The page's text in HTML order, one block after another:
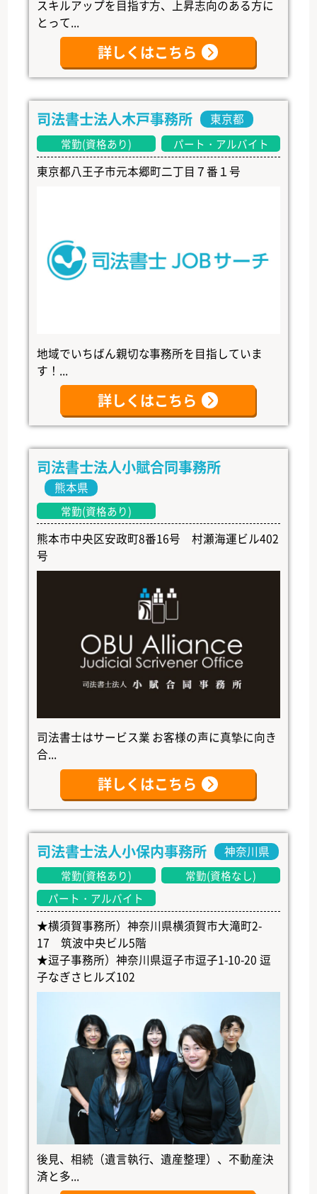
スキルアップを目指す方、上昇志向のある方に
とって...
詳しくはこちら
司法書士法人木戸事務所 東京都
常勤(資格あり) パート・アルバイト
東京都八王子市元本郷町二丁目７番１号
地域でいちばん親切な事務所を目指していま
す！...
詳しくはこちら
司法書士法人小賦合同事務所
熊本県
常勤(資格あり)
熊本市中央区安政町8番16号 村瀬海運ビル402
号
司法書士はサービス業 お客様の声に真摯に向き
合...
詳しくはこちら
司法書士法人小保内事務所 神奈川県
常勤(資格あり)
常勤(資格なし)
パート・アルバイト
★横須賀事務所）神奈川県横須賀市大滝町2-
17 筑波中央ビル5階
★逗子事務所）神奈川県逗子市逗子1-10-20 逗
子なぎさヒルズ102
後見、相続（遺言執行、遺産整理）、不動産決
済と多...